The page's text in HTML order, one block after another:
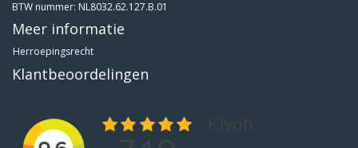
BTW nummer: NL8032.62.127.B.01
Meer informatie
Herroepingsrecht
Klantbeoordelingen